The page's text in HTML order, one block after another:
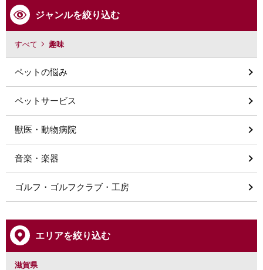
ジャンルを絞り込む
すべて 趣味
ペットの悩み
ペットサービス
獣医・動物病院
音楽・楽器
ゴルフ・ゴルフクラブ・工房
エリアを絞り込む
滋賀県